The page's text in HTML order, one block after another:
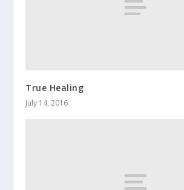
True Healing
July 14, 2016